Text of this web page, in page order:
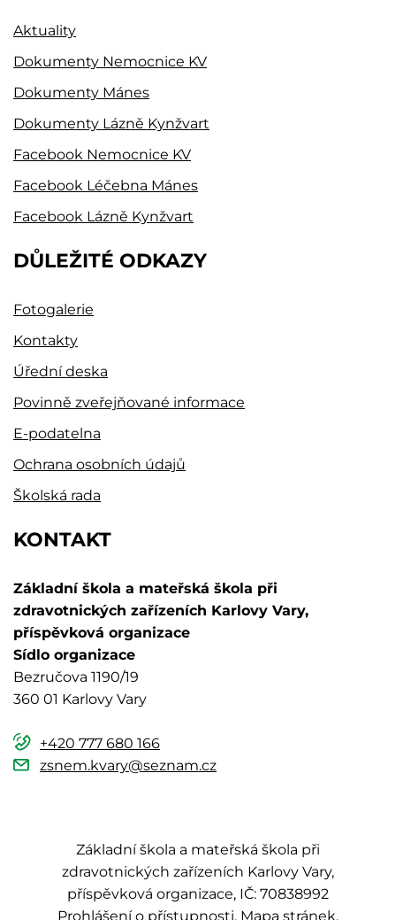
Aktuality
Dokumenty Nemocnice KV
Dokumenty Mánes
Dokumenty Lázně Kynžvart
Facebook Nemocnice KV
Facebook Léčebna Mánes
Facebook Lázně Kynžvart
DŮLEŽITÉ ODKAZY
Fotogalerie
Kontakty
Úřední deska
Povinně zveřejňované informace
E-podatelna
Ochrana osobních údajů
Školská rada
KONTAKT
Základní škola a mateřská škola při
zdravotnických zařízeních Karlovy Vary,
příspěvková organizace
Sídlo organizace
Bezručova 1190/19
360 01 Karlovy Vary
+420 777 680 166
zsnem.kvary@seznam.cz
Základní škola a mateřská škola při
zdravotnických zařízeních Karlovy Vary,
příspěvková organizace, IČ: 70838992
Prohlášení o přístupnosti Mapa stránek